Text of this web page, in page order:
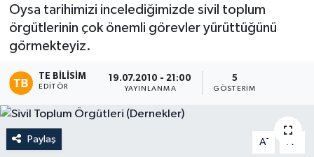
Oysa tarihimizi incelediğimizde sivil toplum
örgütlerinin çok önemli görevler yürüttüğünü
görmekteyiz.
TE BILISIM
EDITÖR
19.07.2010 - 21:00
YAYINLANMA
5
GÖSTERIM
Paylaş A- A